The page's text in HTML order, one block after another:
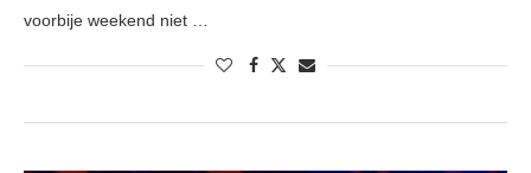
voorbije weekend niet …